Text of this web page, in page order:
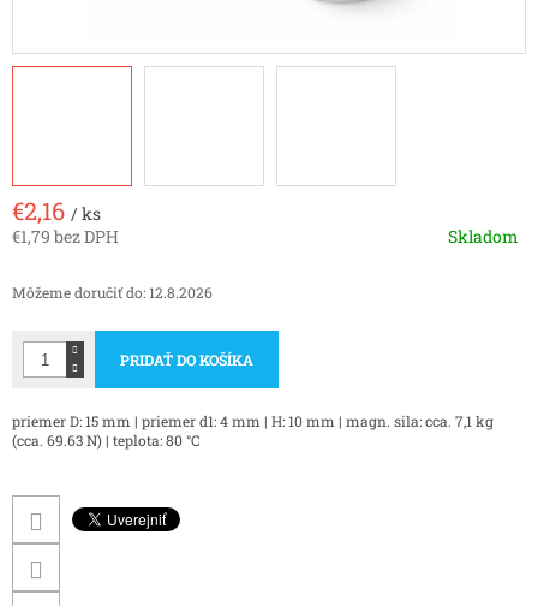
€2,16 / ks
€1,79 bez DPH
cena:
Skladom
Môžeme doručiť do:12.8.2026
PRIDAŤ DO KOŠÍKA
priemer D: 15 mm | priemer d1: 4 mm | H: 10 mm | magn. sila: cca. 7,1 kg
(cca. 69.63 N) | teplota: 80 °C